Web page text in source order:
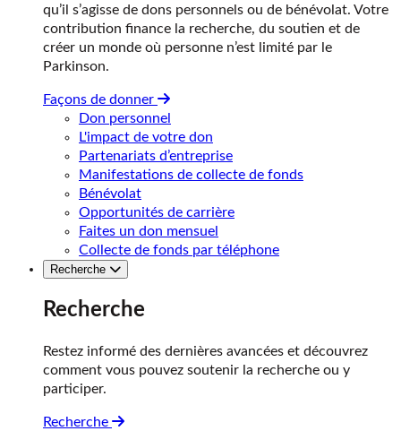
qu’il s’agisse de dons personnels ou de bénévolat. Votre
contribution finance la recherche, du soutien et de
créer un monde où personne n’est limité par le
Parkinson.
Façons de donner
Don personnel
L'impact de votre don
Partenariats d’entreprise
Manifestations de collecte de fonds
Bénévolat
Opportunités de carrière
Faites un don mensuel
Collecte de fonds par téléphone
Recherche
Recherche
Restez informé des dernières avancées et découvrez
comment vous pouvez soutenir la recherche ou y
participer.
Recherche